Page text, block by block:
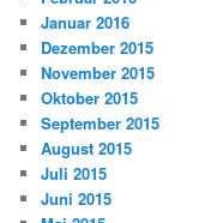
Januar 2016
Dezember 2015
November 2015
Oktober 2015
September 2015
August 2015
Juli 2015
Juni 2015